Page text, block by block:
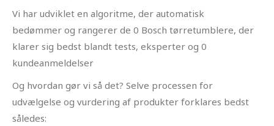
Vi har udviklet en algoritme, der automatisk
bedømmer og rangerer de 0 Bosch tørretumblere, der
klarer sig bedst blandt tests, eksperter og 0
kundeanmeldelser
Og hvordan gør vi så det? Selve processen for
udvælgelse og vurdering af produkter forklares bedst
således: